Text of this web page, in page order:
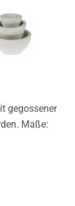
gegossener
Maße: